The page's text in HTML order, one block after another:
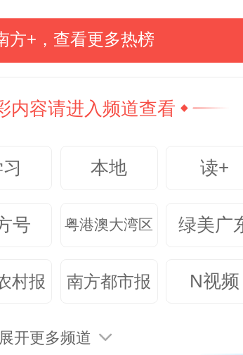
欣喜的是，治疗进行到第
生成功将她的精神心理
，并完全停掉了安眠药。
我近十年来第一次能一觉
师指出，此案例充分体现
们以病人为中心，精准分
方+，查看更多热榜
内容请进入频道查看
本地 读+
号 粤港澳大湾区 绿美广
村报 南方都市报 N视频
展开更多频道